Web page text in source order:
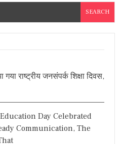
राष्ट्रीय जनसंपर्क शिक्षा दिवस,
Day Celebrated
Communication, The